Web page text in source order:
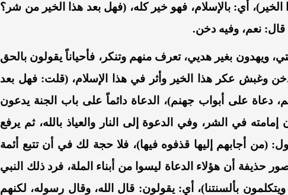
الخير)، أي: بالإسلام، فهو خير كله، (فهل بعد هذا الخير من شر؟
نعم، وفيه دخن.
ويهدون بغير هديي، تعرف منهم وتنكر، فأحياناً يقولون بالحق
وغبش عكر هذا الخير وأثر في هذا الإسلام، (قلت: فهل بعد
دعاة على أبواب جهنم)، الدعاة دائماً على باب الجنة يدعون
في الشر، وفي الدعوة إلى النار والعياذ بالله، ثم يرفع
(من أجابهم إليها قذفوه فيها)، فلا حجة لك في أن تتبع أئمة
حذيفة أن هؤلاء الدعاة ليسوا من أبناء الملة، فرد ذلك النبي
بألسنتنا)، أي: يقولون: قال الله، وقال رسوله، لكنهم